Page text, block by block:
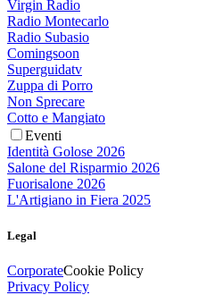
Virgin Radio
Radio Montecarlo
Radio Subasio
Comingsoon
Superguidatv
Zuppa di Porro
Non Sprecare
Cotto e Mangiato
Eventi
Identità Golose 2026
Salone del Risparmio 2026
Fuorisalone 2026
L'Artigiano in Fiera 2025
Legal
CorporateCookie Policy
Privacy Policy